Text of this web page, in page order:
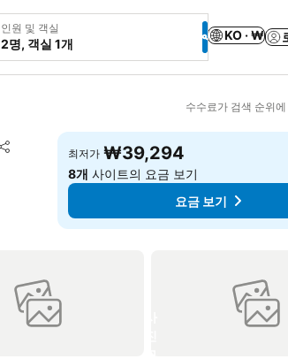
인원 및 객실
2명, 객실 1개
KO · ₩
수수료가 검색 순위
공유
즐겨찾기에 추가
최저가 ₩39,294
8개 사이트의 요금 보기
요금 보기